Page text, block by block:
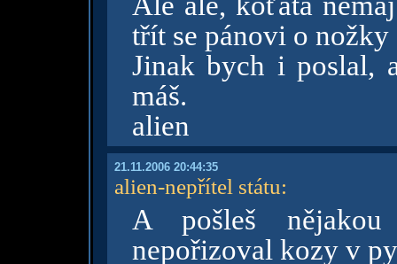
třít se pánovi o nožky
Jinak bych i poslal,
máš.
alien
21.11.2006 20:44:35
alien-nepřítel státu:
A pošleš
nepořizoval kozy v